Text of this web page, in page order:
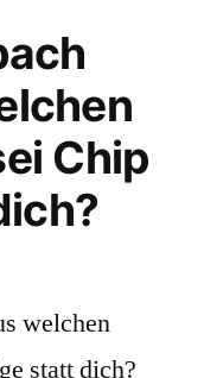
Chip
welchen
statt dich?